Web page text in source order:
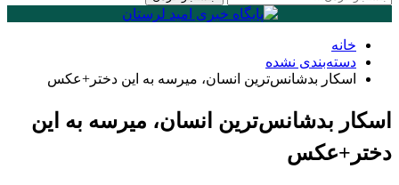
خانه
دسته‌بندی نشده
اسکار بدشانس‌ترین انسان، میرسه به این دختر+عکس
اسکار بدشانس‌ترین انسان، میرسه به این
دختر+عکس